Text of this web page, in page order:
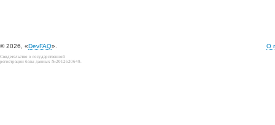
© 2026, «DevFAQ». О
Свидетельство о государственной
регистрации базы данных №2012620649.